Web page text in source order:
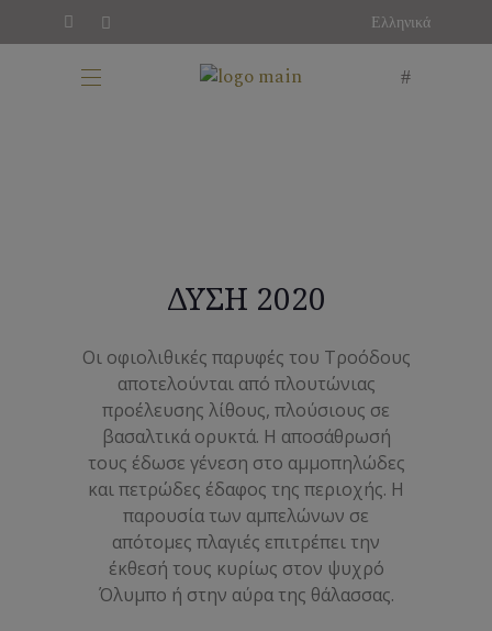
Ελληνικά
ΔΥΣΗ 2020
Οι οφιολιθικές παρυφές του Τροόδους
αποτελούνται από πλουτώνιας
προέλευσης λίθους, πλούσιους σε
βασαλτικά ορυκτά. Η αποσάθρωσή
τους έδωσε γένεση στο αμμοπηλώδες
και πετρώδες έδαφος της περιοχής. Η
παρουσία των αμπελώνων σε
απότομες πλαγιές επιτρέπει την
έκθεσή τους κυρίως στον ψυχρό
Όλυμπο ή στην αύρα της θάλασσας.